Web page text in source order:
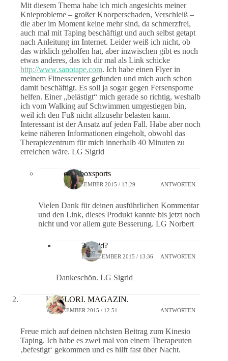
Mit diesem Thema habe ich mich angesichts meiner
Knieprobleme – großer Knorperschaden, Verschleiß –
die aber im Moment keine mehr sind, da schmerzfrei,
auch mal mit Taping beschäftigt und auch selbst getapt
nach Anleitung im Internet. Leider weiß ich nicht, ob
das wirklich geholfen hat, aber inzwischen gibt es noch
etwas anderes, das ich dir mal als Link schicke
http://www.sanotape.com. Ich habe einen Flyer in
meinem Fitnesscenter gefunden und mich auch schon
damit beschäftigt. Es soll ja sogar gegen Fersensporne
helfen. Einer „belästigt“ mich gerade so richtig, weshalb
ich vom Walking auf Schwimmen umgestiegen bin,
weil ich den Fuß nicht allzusehr belasten kann.
Interessant ist der Ansatz auf jeden Fall. Habe aber noch
keine näheren Informationen eingeholt, obwohl das
Therapiezentrum für mich innerhalb 40 Minuten zu
erreichen wäre. LG Sigrid
crossboxsports
18. DEZEMBER 2015 / 13:29 ANTWORTEN
Vielen Dank für deinen ausführlichen Kommentar
und den Link, dieses Produkt kannte bis jetzt noch
nicht und vor allem gute Besserung. LG Norbert
?Sigrid?
18. DEZEMBER 2015 / 13:36 ANTWORTEN
Dankeschön. LG Sigrid
KOHLORI. MAGAZIN.
18. DEZEMBER 2015 / 12:51 ANTWORTEN
Freue mich auf deinen nächsten Beitrag zum Kinesio
Taping. Ich habe es zwei mal von einem Therapeuten
‚befestigt‘ gekommen und es hilft fast über Nacht.